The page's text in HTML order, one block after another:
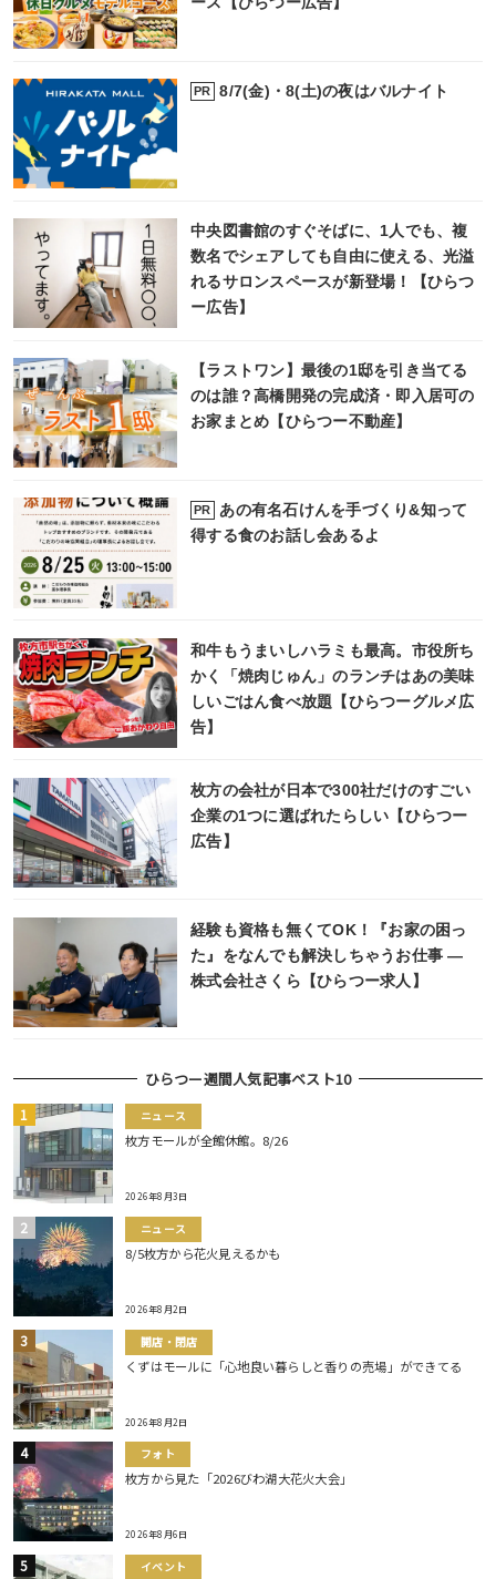
PR 8/7(金)・8(土)の夜はバルナイト
中央図書館のすぐそばに、1人でも、複
数名でシェアしても自由に使える、光溢
れるサロンスペースが新登場！【ひらつ
ー広告】
【ラストワン】最後の1邸を引き当てる
のは誰？高橋開発の完成済・即入居可の
お家まとめ【ひらつー不動産】
PR
あの有名石けんを手づくり&知って
得する食のお話し会あるよ
和牛もうまいしハラミも最高。市役所ち
かく「焼肉じゅん」のランチはあの美味
しいごはん食べ放題【ひらつーグルメ広
告】
枚方の会社が日本で300社だけのすごい
企業の1つに選ばれたらしい【ひらつー
広告】
経験も資格も無くてOK！『お家の困っ
た』をなんでも解決しちゃうお仕事 ―
株式会社さくら【ひらつー求人】
ひらつー週間人気記事ベスト10
ニュース
枚方モールが全館休館。8/26
2026年8月3日
ニュース
8/5枚方から花火見えるかも
2026年8月2日
開店・閉店
くずはモールに「心地良い暮らしと香りの売場」ができてる
2026年8月2日
フォト
枚方から見た「2026びわ湖大花火大会」
2026年8月6日
イベント